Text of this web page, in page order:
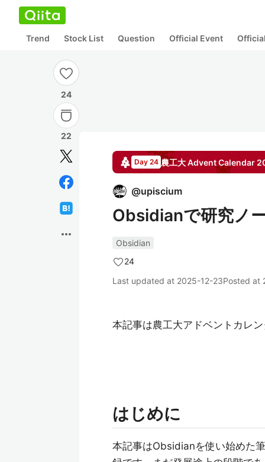
Trend Stock List Question Official Event
24
22
more_horiz
Day 24 農工大Advent Calendar
@upiscium
Obsidianで研究ノ
Obsidian
24
Last updated at 2025-12-23Posted at
本記事は農工大アドベントカレ
はじめに
本記事はObsidianを使い始めた